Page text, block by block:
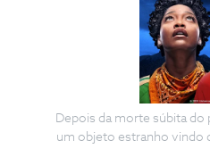
Depois da morte súbita do
um objeto estranho vindo